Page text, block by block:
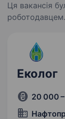
Ця вакансія
роботодавцем.
Еколог
20 000